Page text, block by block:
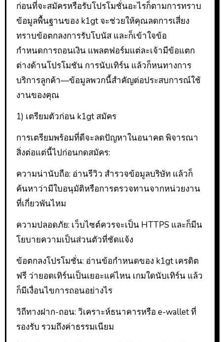
ก่อนที่จะสมัครหรือรับโปรโมชั่นอะไรก็ตามการทราบ
ข้อมูลพื้นฐานของ k1gt จะช่วยให้คุณลดการเสี่ยง
ทราบข้อตกลงการรับโบนัส และก็เข้าใจข้อ
กำหนดการถอนเงิน แพลตฟอร์มแต่ละเจ้ามีข้อแตก
ต่างด้านโปรโมชัน การนับเทิร์น แล้วก็หนทางการ
บริการลูกค้า—ข้อมูลพวกนี้สำคัญต่อประสบการณ์ใช้
งานของคุณ
1) เตรียมตัวก่อน k1gt สมัคร
การเตรียมพร้อมที่ดีจะลดปัญหาในอนาคต พิจารณา
สิ่งต่อแต่นี้ไปก่อนกดสมัคร:
ความน่านับถือ: อ่านรีวิว สำรวจข้อมูลบริษัท แล้วก็
ค้นหาว่ามีใบอนุมัติหรือการตรวจทานจากหน่วยงาน
ที่เกี่ยวพันไหม
ความปลอดภัย: เว็บไซต์ควรจะเป็น HTTPS และก็มีน
โยบายความเป็นส่วนตัวที่ชัดแจ้ง
ข้อตกลงโปรโมชั่น: อ่านข้อกำหนดของ k1gt เครดิต
ฟรี ว่ายอดเทิร์นเป็นเยอะแค่ไหน เกมใดนับเทิร์น แล้ว
ก็มีเงื่อนไขการถอนอย่างไร
วิถีทางฝาก-ถอน: วิเคราะห์ธนาคารหรือ e-wallet ที่
รองรับ รวมถึงค่าธรรมเนียม